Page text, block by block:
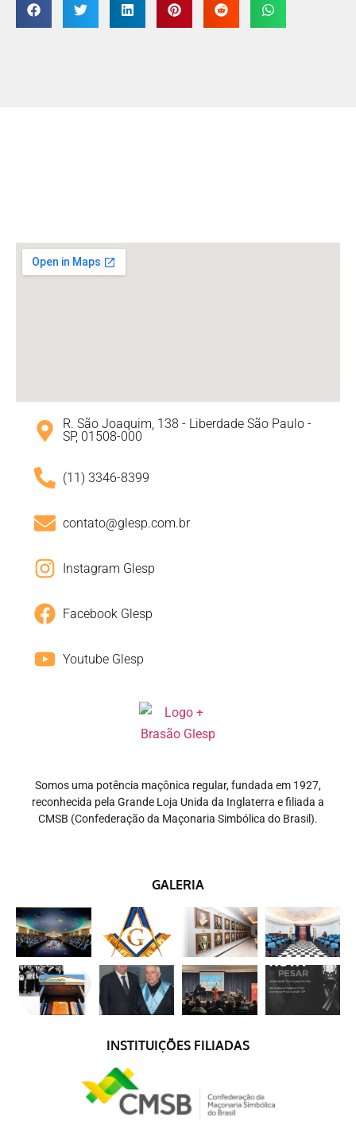
R. São Joaquim, 138 - Liberdade São Paulo -
SP, 01508-000
(11) 3346-8399
contato@glesp.com.br
Instagram Glesp
Facebook Glesp
Youtube Glesp
Somos uma potência maçônica regular, fundada em 1927,
reconhecida pela Grande Loja Unida da Inglaterra e filiada a
CMSB (Confederação da Maçonaria Simbólica do Brasil).
GALERIA
INSTITUIÇÕES FILIADAS